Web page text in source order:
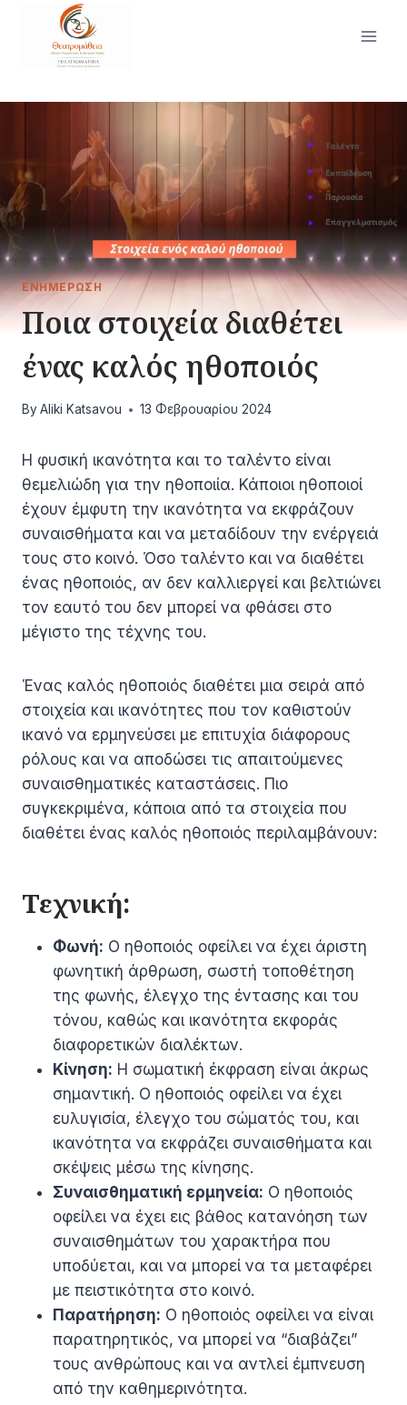
content
ΕΝΗΜΈΡΩΣΗ
Ποια στοιχεία διαθέτει
ένας καλός ηθοποιός
By Aliki Katsavou 13 Φεβρουαρίου 2024
Η φυσική ικανότητα και το ταλέντο είναι
θεμελιώδη για την ηθοποιία. Κάποιοι ηθοποιοί
έχουν έμφυτη την ικανότητα να εκφράζουν
συναισθήματα και να μεταδίδουν την ενέργειά
τους στο κοινό. Όσο ταλέντο και να διαθέτει
ένας ηθοποιός, αν δεν καλλιεργεί και βελτιώνει
τον εαυτό του δεν μπορεί να φθάσει στο
μέγιστο της τέχνης του.
Ένας καλός ηθοποιός διαθέτει μια σειρά από
στοιχεία και ικανότητες που τον καθιστούν
ικανό να ερμηνεύσει με επιτυχία διάφορους
ρόλους και να αποδώσει τις απαιτούμενες
συναισθηματικές καταστάσεις. Πιο
συγκεκριμένα, κάποια από τα στοιχεία που
διαθέτει ένας καλός ηθοποιός περιλαμβάνουν:
Τεχνική:
Φωνή: Ο ηθοποιός οφείλει να έχει άριστη
φωνητική άρθρωση, σωστή τοποθέτηση
της φωνής, έλεγχο της έντασης και του
τόνου, καθώς και ικανότητα εκφοράς
διαφορετικών διαλέκτων.
Κίνηση: Η σωματική έκφραση είναι άκρως
σημαντική. Ο ηθοποιός οφείλει να έχει
ευλυγισία, έλεγχο του σώματός του, και
ικανότητα να εκφράζει συναισθήματα και
σκέψεις μέσω της κίνησης.
Συναισθηματική ερμηνεία: Ο ηθοποιός
οφείλει να έχει εις βάθος κατανόηση των
συναισθημάτων του χαρακτήρα που
υποδύεται, και να μπορεί να τα μεταφέρει
με πειστικότητα στο κοινό.
Παρατήρηση: Ο ηθοποιός οφείλει να είναι
παρατηρητικός, να μπορεί να “διαβάζει”
τους ανθρώπους και να αντλεί έμπνευση
από την καθημερινότητα.